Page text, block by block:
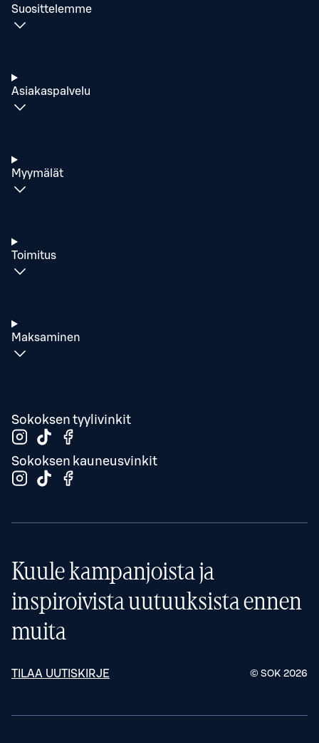
Suosittelemme
Asiakaspalvelu
Myymälät
Toimitus
Maksaminen
Sokoksen tyylivinkit
Sokoksen kauneusvinkit
Kuule kampanjoista ja
inspiroivista uutuuksista ennen
muita
TILAA UUTISKIRJE © SOK 2026